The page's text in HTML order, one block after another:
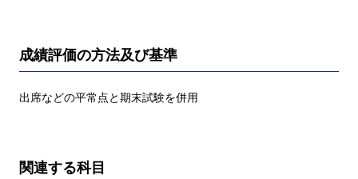
成績評価の方法及び基準
出席などの平常点と期末試験を併用
関連する科目